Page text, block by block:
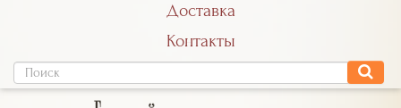
Доставка
Контакты